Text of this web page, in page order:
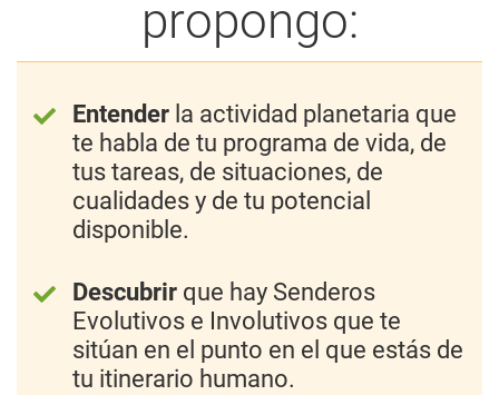
propongo:
Entender la actividad planetaria que
te habla de tu programa de vida, de
tus tareas, de situaciones, de
cualidades y de tu potencial
disponible.
Descubrir que hay Senderos
Evolutivos e Involutivos que te
sitúan en el punto en el que estás de
tu itinerario humano.